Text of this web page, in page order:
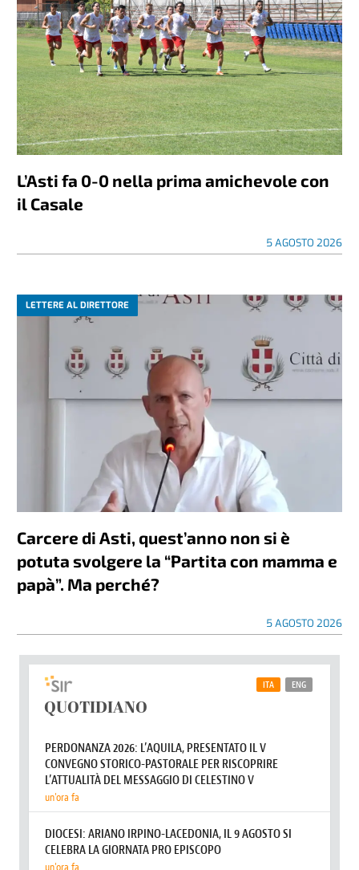
L’Asti fa 0-0 nella prima amichevole con
il Casale
5 AGOSTO 2026
LETTERE AL DIRETTORE
Carcere di Asti, quest’anno non si è
potuta svolgere la “Partita con mamma e
papà”. Ma perché?
5 AGOSTO 2026